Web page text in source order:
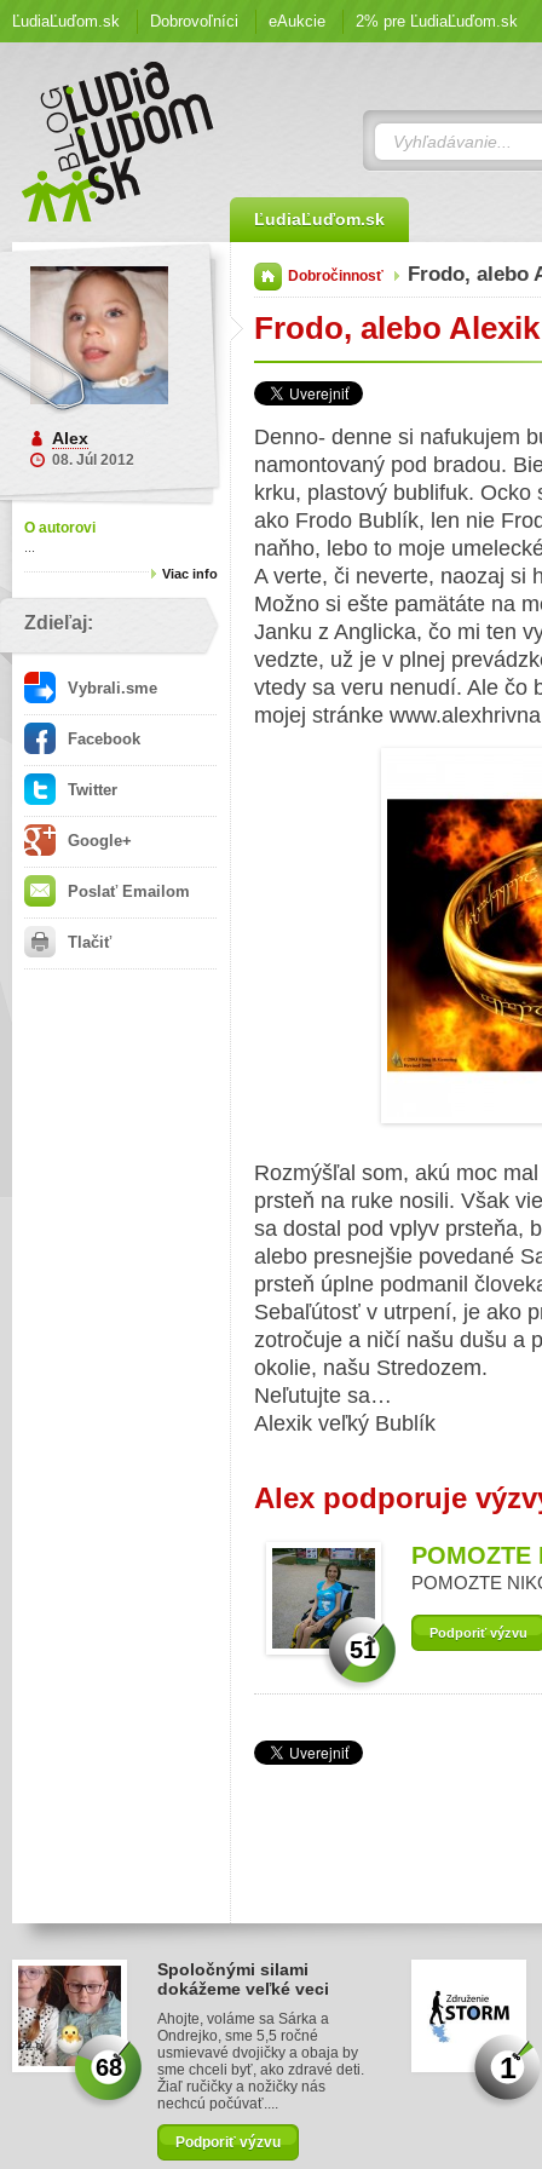
ĽudiaĽuďom.sk Dobrovoľníci eAukcie 2% pre ĽudiaĽuďom.sk
ĽudiaĽuďom.sk
Alex
08. Júl 2012
O autorovi
Viac info
Zdieľaj:
Vybrali.sme
Facebook
Twitter
Google+
Poslať Emailom
Tlačiť
Dobročinnosť Frodo, alebo
Frodo, alebo
Denno- denne si nafukujem
namontovaný pod bradou.
krku, plastový bublifuk.
ako Frodo Bublík, len nie
naňho, lebo to moje
A verte, či neverte, naozaj si
Možno si ešte pamätáte na
Janku z Anglicka, čo mi ten
vedzte, už je v plnej
vtedy sa veru nenudí. Ale čo
mojej stránke
Rozmýšľal som, akú moc
prsteň na ruke nosili. Však
sa dostal pod vplyv prsteňa,
alebo presnejšie povedané
prsteň úplne podmanil
Sebaľútosť v utrpení, je ako
zotročuje a ničí našu dušu a
okolie, našu Stredozem.
Neľutujte sa…
Alexik veľký Bublík
Alex podporuje
51
POMOZTE
POMOZTE
Podporiť výzvu
68
Spoločnými silami
dokážeme veľké veci
Ahojte, voláme sa Sárka a
Ondrejko, sme 5,5 ročné
usmievavé dvojičky a obaja by
sme chceli byť, ako zdravé deti.
Žiaľ ručičky a nožičky nás
nechcú počúvať....
Podporiť výzvu
1